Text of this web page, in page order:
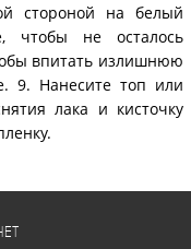
стороной на белый
чтобы не осталось
впитать излишнюю
9. Нанесите топ или
лака и кисточку